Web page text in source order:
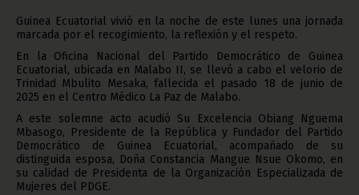
Guinea Ecuatorial vivió en la noche de este lunes una jornada
marcada por el recogimiento, la reflexión y el respeto.
En la Oficina Nacional del Partido Democrático de Guinea
Ecuatorial, ubicada en Malabo II, se llevó a cabo el velorio de
Trinidad Mbulito Mesaka, fallecida el pasado 18 de junio de
2025 en el Centro Médico La Paz de Malabo.
A este solemne acto acudió Su Excelencia Obiang Nguema
Mbasogo, Presidente de la República y Fundador del Partido
Democrático de Guinea Ecuatorial, acompañado de su
distinguida esposa, Doña Constancia Mangue Nsue Okomo, en
su calidad de Presidenta de la Organización Especializada de
Mujeres del PDGE.